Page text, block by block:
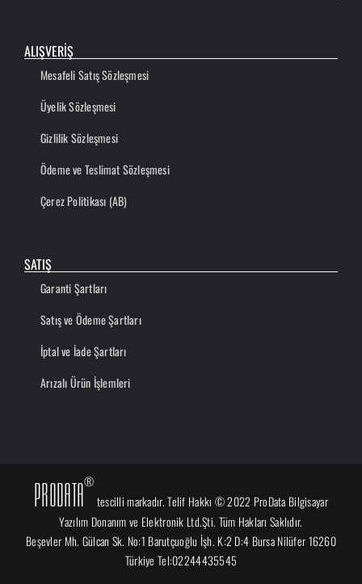
ALIŞVERİŞ
Mesafeli Satış Sözleşmesi
Üyelik Sözleşmesi
Gizlilik Sözleşmesi
Ödeme ve Teslimat Sözleşmesi
Çerez Politikası (AB)
SATIŞ
Garanti Şartları
Satış ve Ödeme Şartları
İptal ve İade Şartları
Arızalı Ürün İşlemleri
ProData®
tescilli markadır. Telif Hakkı © 2022 ProData Bilgisayar
Yazılım Donanım ve Elektronik Ltd.Şti. Tüm Hakları Saklıdır.
Beşevler Mh. Gülcan Sk. No:1 Barutçuoğlu İşh. K:2 D:4 Bursa Nilüfer 16260
Türkiye Tel:02244435545